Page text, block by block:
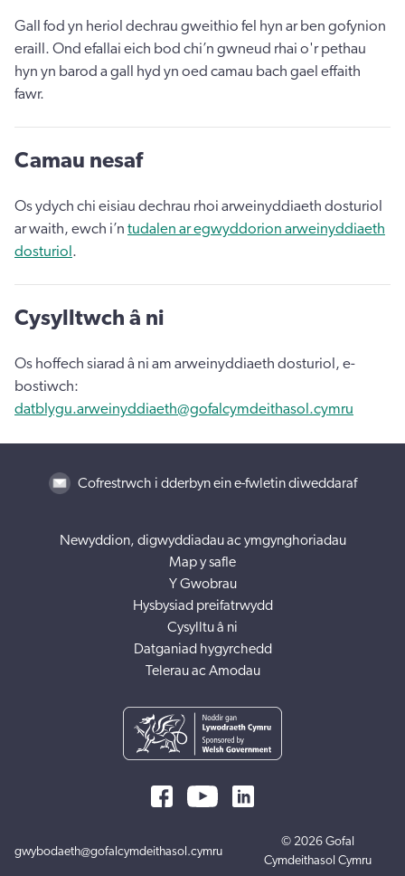
Gall fod yn heriol dechrau gweithio fel hyn ar ben gofynion
eraill. Ond efallai eich bod chi’n gwneud rhai o'r pethau
hyn yn barod a gall hyd yn oed camau bach gael effaith
fawr.
Camau nesaf
Os ydych chi eisiau dechrau rhoi arweinyddiaeth dosturiol
ar waith, ewch i’n tudalen ar egwyddorion arweinyddiaeth
dosturiol .
Cysylltwch â ni
Os hoffech siarad â ni am arweinyddiaeth dosturiol, e-
bostiwch:
datblygu.arweinyddiaeth@gofalcymdeithasol.cymru
Cofrestrwch i dderbyn ein e-fwletin diweddaraf
Newyddion, digwyddiadau ac ymgynghoriadau
Map y safle
Y Gwobrau
Hysbysiad preifatrwydd
Cysylltu â ni
Datganiad hygyrchedd
Telerau ac Amodau
gwybodaeth@gofalcymdeithasol.cymru
© 2026 Gofal
Cymdeithasol Cymru